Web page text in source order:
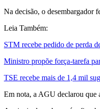
Na decisão, o desembargador
Leia Também:
STM recebe pedido de perda
Ministro propõe força-tarefa
TSE recebe mais de 1,4 mil
Em nota, a AGU declarou que